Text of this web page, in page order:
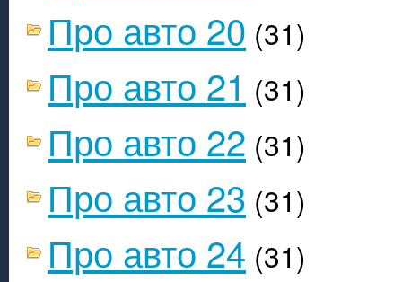
Про авто 20 (31)
Про авто 21 (31)
Про авто 22 (31)
Про авто 23 (31)
Про авто 24 (31)